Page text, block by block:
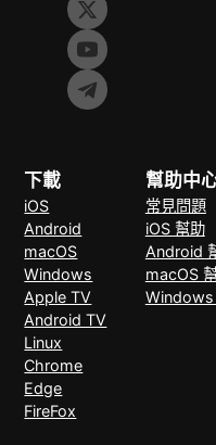
下載
iOS
Android
macOS
Windows
Apple TV
Android TV
Linux
Chrome
Edge
FireFox
幫助中
常見問題
iOS 幫助
Android
macOS
Windows